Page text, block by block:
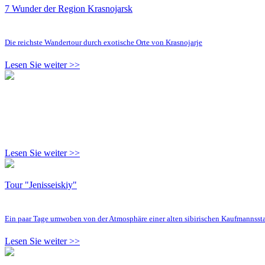
7 Wunder der Region Krasnojarsk
Die reichste Wandertour durch exotische Orte von Krasnojarje
Lesen Sie weiter >>
Lesen Sie weiter >>
Tour "Jenisseiskiy"
Ein paar Tage umwoben von der Atmosphäre einer alten sibirischen
Lesen Sie weiter >>